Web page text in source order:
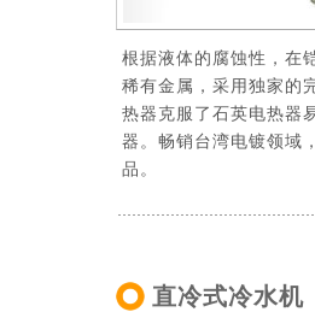
根据液体的腐蚀性，在
稀有金属，采用独家的
热器克服了石英电热器
器。畅销台湾电镀领域
品。
直冷式冷水机